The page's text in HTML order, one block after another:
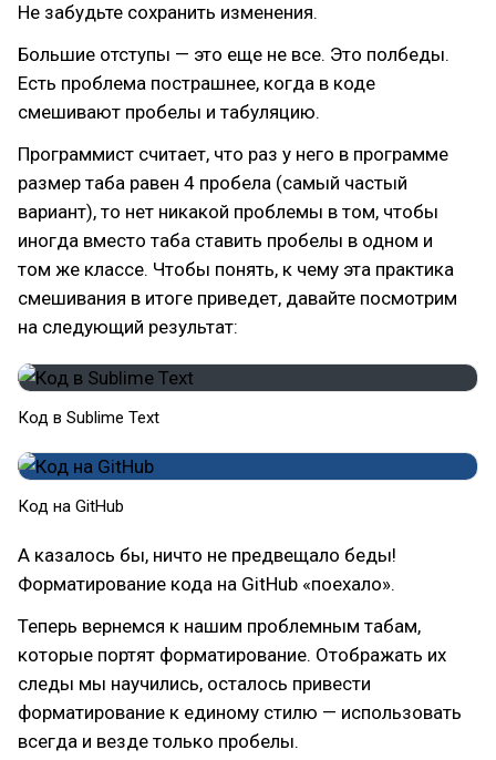
Не забудьте сохранить изменения.
Большие отступы — это еще не все. Это полбеды.
Есть проблема пострашнее, когда в коде
смешивают пробелы и табуляцию.
Программист считает, что раз у него в программе
размер таба равен 4 пробела (самый частый
вариант), то нет никакой проблемы в том, чтобы
иногда вместо таба ставить пробелы в одном и
том же классе. Чтобы понять, к чему эта практика
смешивания в итоге приведет, давайте посмотрим
на следующий результат:
Код в Sublime Text
Код на GitHub
А казалось бы, ничто не предвещало беды!
Форматирование кода на GitHub «поехало».
Теперь вернемся к нашим проблемным табам,
которые портят форматирование. Отображать их
следы мы научились, осталось привести
форматирование к единому стилю — использовать
всегда и везде только пробелы.